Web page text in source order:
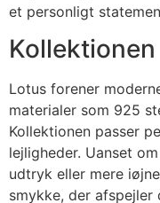
et personligt
Kollektionen
Lotus forener
materialer som 925
Kollektionen passer
lejligheder. Uanset
udtryk eller mere
smykke, der